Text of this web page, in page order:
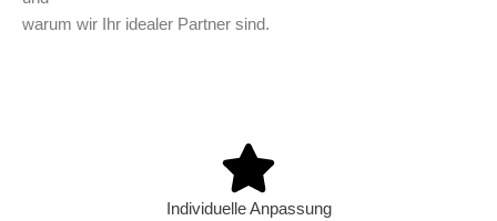
warum wir Ihr idealer Partner sind.
Individuelle Anpassung